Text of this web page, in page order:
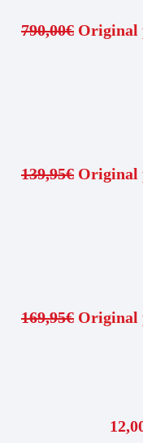
790,00€ Original
139,95€ Original
169,95€ Original